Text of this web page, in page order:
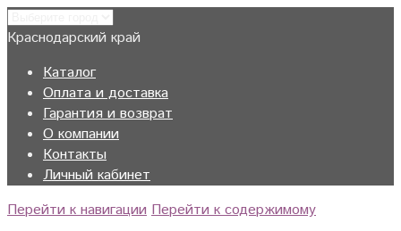
Краснодарский край
Каталог
Оплата и доставка
Гарантия и возврат
О компании
Контакты
Личный кабинет
Перейти к навигации Перейти к содержимому